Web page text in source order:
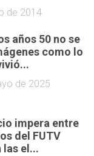
de 2014
años 50 no se
como lo
de 2025
impera entre
del FUTV
las el...